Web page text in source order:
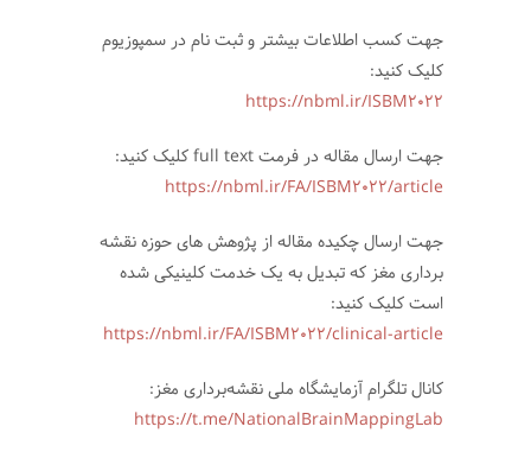
جهت کسب اطلاعات بیشتر و ثبت نام در سمپوزیوم
کلیک کنید:
https://nbml.ir/ISBM2022
جهت ارسال مقاله در فرمت full text کلیک کنید:
https://nbml.ir/FA/ISBM2022/article
جهت ارسال چکیده مقاله از پژوهش های حوزه نقشه
برداری مغز که تبدیل به یک خدمت کلینیکی شده
است کلیک کنید:
https://nbml.ir/FA/ISBM2022/clinical-article
کانال تلگرام آزمایشگاه ملی نقشه‌برداری مغز:
https://t.me/NationalBrainMappingLab